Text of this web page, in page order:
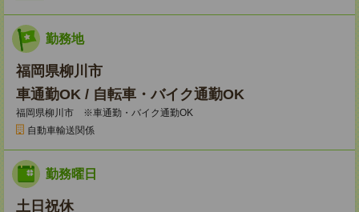
勤務地
福岡県柳川市
車通勤OK / 自転車・バイク通勤OK
福岡県柳川市 ※車通勤・バイク通勤OK
自動車輸送関係
勤務曜日
土日祝休